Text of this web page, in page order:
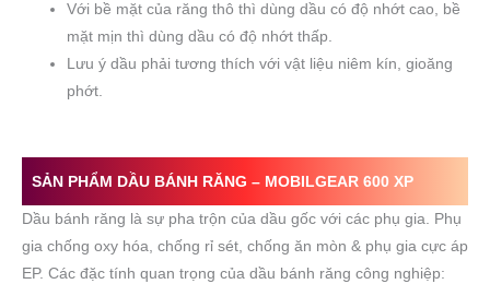
Với bề mặt của răng thô thì dùng dầu có độ nhớt cao, bề
mặt mịn thì dùng dầu có độ nhớt thấp.
Lưu ý dầu phải tương thích với vật liệu niêm kín, gioăng
phớt.
SẢN PHẨM DẦU BÁNH RĂNG – MOBILGEAR 600 XP
Dầu bánh răng là sự pha trộn của dầu gốc với các phụ gia. Phụ
gia chống oxy hóa, chống rỉ sét, chống ăn mòn & phụ gia cực áp
EP. Các đặc tính quan trọng của dầu bánh răng công nghiệp: